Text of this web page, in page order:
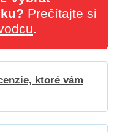
Prečítajte si
.
ktoré vám